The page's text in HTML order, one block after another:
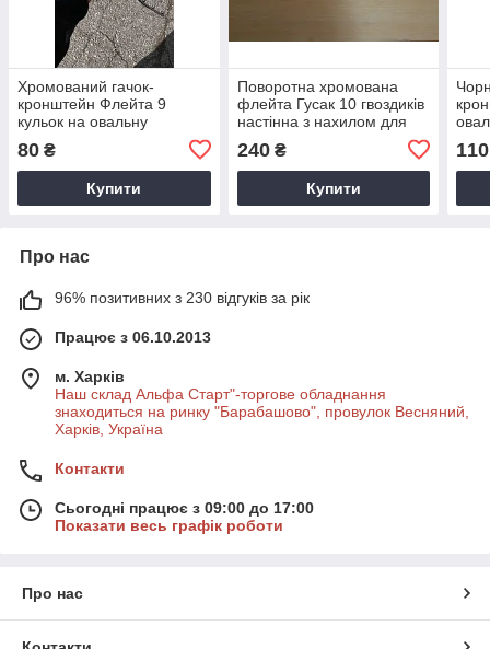
Хромований гачок-
кронштейн Флейта 9
кульок на овальну
Варіант
80 ₴
Купити
Поворотна хромована
флейта Гусак 10 гвоздиків
настінна з нахилом для
240₴
Купити
110
Про нас
96% позитивних з 230 відгуків за рік
Працює з 06.10.2013
м. Харків
Наш склад Альфа Старт"-торгове обладнання
знаходиться на ринку "Барабашово", провулок Весняний,
Харків, Україна
Контакти
Сьогодні працює з 09:00 до 17:00
Показати весь графік роботи
Про нас